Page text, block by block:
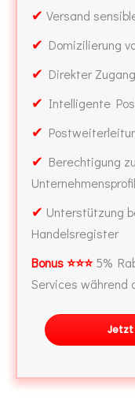
✔ Versand
✔ Domizilierung
✔ Direkter
✔ Intelligente
✔
✔ Berechtigung
✔ Unterstützung
Handelsregister
Bonus ⭐⭐⭐5%
Services während
Jetzt